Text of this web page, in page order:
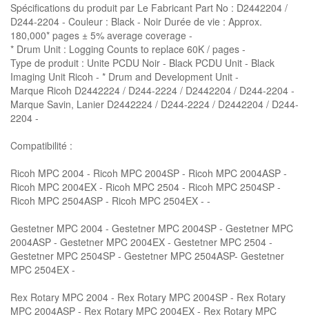
Spécifications du produit par Le Fabricant Part No : D2442204 /
D244-2204 - Couleur : Black - Noir Durée de vie : Approx.
180,000* pages ± 5% average coverage -
* Drum Unit : Logging Counts to replace 60K / pages -
Type de produit : Unite PCDU Noir - Black PCDU Unit - Black
Imaging Unit Ricoh - * Drum and Development Unit -
Marque Ricoh D2442224 / D244-2224 / D2442204 / D244-2204 -
Marque Savin, Lanier D2442224 / D244-2224 / D2442204 / D244-
2204 -
Compatibilité :
Ricoh MPC 2004 - Ricoh MPC 2004SP - Ricoh MPC 2004ASP -
Ricoh MPC 2004EX - Ricoh MPC 2504 - Ricoh MPC 2504SP -
Ricoh MPC 2504ASP - Ricoh MPC 2504EX - -
Gestetner MPC 2004 - Gestetner MPC 2004SP - Gestetner MPC
2004ASP - Gestetner MPC 2004EX - Gestetner MPC 2504 -
Gestetner MPC 2504SP - Gestetner MPC 2504ASP- Gestetner
MPC 2504EX -
Rex Rotary MPC 2004 - Rex Rotary MPC 2004SP - Rex Rotary
MPC 2004ASP - Rex Rotary MPC 2004EX - Rex Rotary MPC